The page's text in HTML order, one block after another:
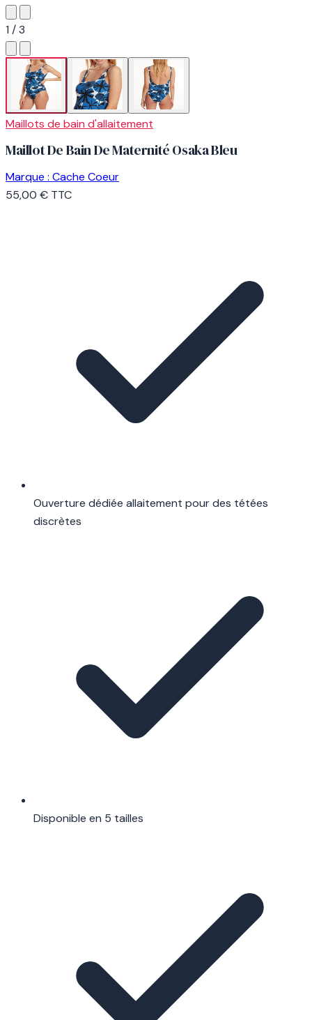
1 / 3
Maillots de bain d'allaitement
Maillot De Bain De Maternité Osaka Bleu
Marque : Cache Coeur
55,00 € TTC
Ouverture dédiée allaitement pour des tétées
discrètes
Disponible en 5 tailles